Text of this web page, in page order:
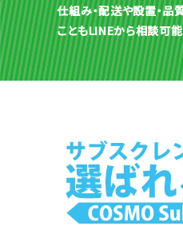
仕組み・配送や設置・品
こともLINEから相談可能